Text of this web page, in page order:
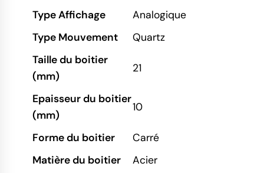
Type Affichage
Analogique
Type Mouvement
Quartz
Taille du boitier
(mm)
21
Epaisseur du boitier
(mm)
10
Forme du boitier
Carré
Matière du boitier
Acier